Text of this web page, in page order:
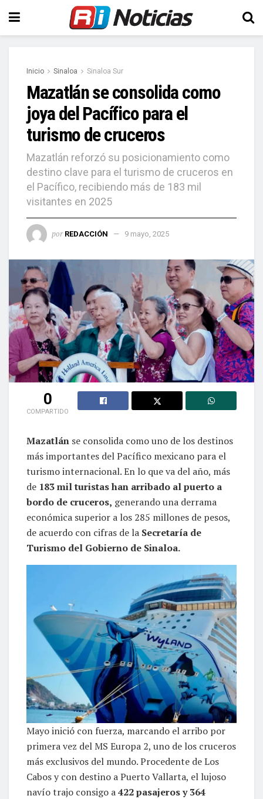
Inicio Sinaloa Sinaloa Sur
Mazatlán se consolida como
joya del Pacífico para el
turismo de cruceros
Mazatlán reforzó su posicionamiento como
destino clave para el turismo de cruceros en
el Pacífico, recibiendo más de 183 mil
visitantes en 2025
por REDACCIÓN 9 mayo, 2025
0
COMPARTIDO
Mazatlán se consolida como uno de los destinos
más importantes del Pacífico mexicano para el
turismo internacional. En lo que va del año, más
de 183 mil turistas han arribado al puerto a
bordo de cruceros, generando una derrama
económica superior a los 285 millones de pesos,
de acuerdo con cifras de la Secretaría de
Turismo del Gobierno de Sinaloa.
Mayo inició con fuerza, marcando el arribo por
primera vez del MS Europa 2, uno de los cruceros
más exclusivos del mundo. Procedente de Los
Cabos y con destino a Puerto Vallarta, el lujoso
navío trajo consigo a422 pasajeros y 364